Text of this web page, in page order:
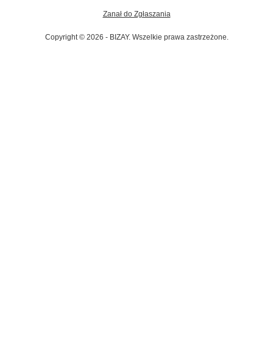
Zanał do Zgłaszania
Copyright © 2026 - BIZAY. Wszelkie prawa zastrzeżone.